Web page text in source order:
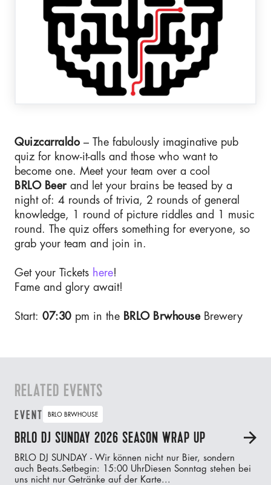
Quizcarraldo – The fabulously imaginative pub
quiz for know-it-alls and those who want to
become one. Meet your team over a cool
BRLO Beerand let your brains be teased by a
night of: 4 rounds of trivia, 2 rounds of general
knowledge, 1 round of picture riddles and 1 music
round. The quiz offers something for everyone, so
grab your team and join in.
Get your Tickets here!
Fame and glory await!
Start: 07:30pm in the BRLO BrwhouseBrewery
RELATED EVENTS
EVENT BRLO BRWHOUSE
BRLO DJ SUNDAY 2026 SEASON WRAP UP A
BRLO DJ SUNDAY - Wir können nicht nur Bier, sondern
auch Beats.‍Setbegin: 15:00 UhrDiesen Sonntag stehen bei
uns nicht nur Getränke auf der Karte...